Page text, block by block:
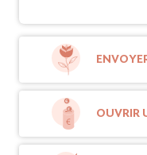
OUVRIR